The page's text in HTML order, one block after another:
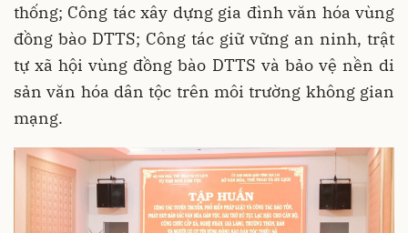
thống; Công tác xây dựng gia đình văn hóa vùng
đồng bào DTTS; Công tác giữ vững an ninh, trật
tự xã hội vùng đồng bào DTTS và bảo vệ nền di
sản văn hóa dân tộc trên môi trường không gian
mạng.